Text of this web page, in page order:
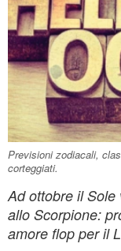
Previsioni zodiacali,
corteggiati.
Ad ottobre il
allo Scorpione:
amore flop per il